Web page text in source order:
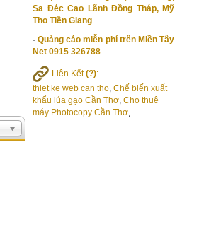
Sa Đéc Cao Lãnh Đồng Tháp, Mỹ
Tho Tiền Giang
-Quảng cáo miễn phí trên Miền Tây
Net 0915 326788
Liên Kết(?):
thiet ke web can tho, Chế biến xuất
khẩu lúa gạo Cần Thơ, Cho thuê
máy Photocopy Cần Thơ,